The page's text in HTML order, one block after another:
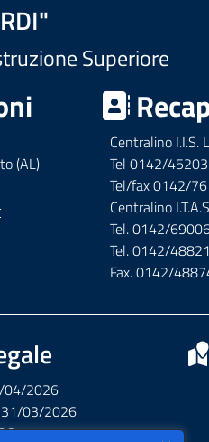
Superiore
(AL)
Centralino I.I.S.
Tel 0142/
Tel/fax 0142/
Centralino
Tel. 0142/
Tel. 0142/
Fax. 0142/
04/2026
31/03/2026